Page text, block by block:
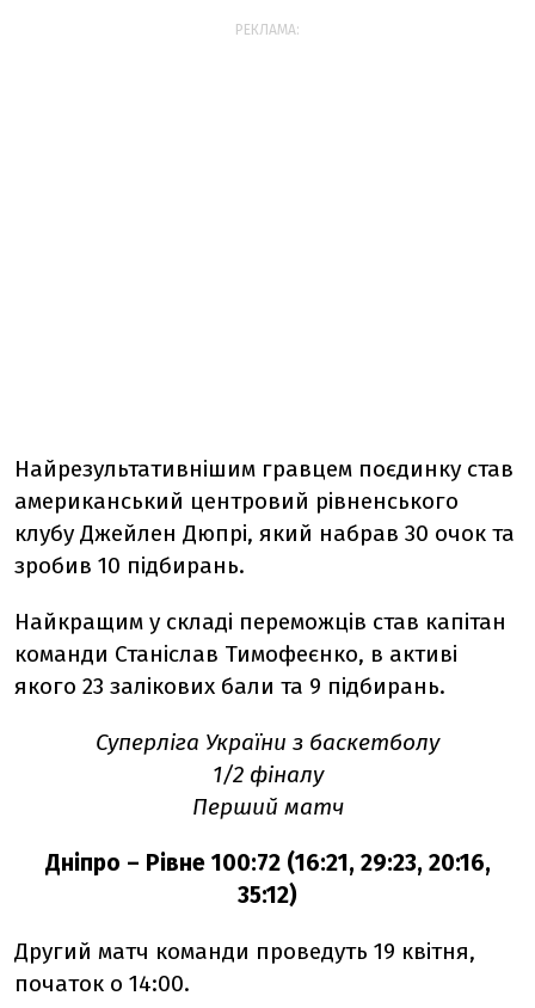
РЕКЛАМА:
Найрезультативнішим гравцем поєдинку став
американський центровий рівненського
клубу Джейлен Дюпрі, який набрав 30 очок та
зробив 10 підбирань.
Найкращим у складі переможців став капітан
команди Станіслав Тимофеєнко, в активі
якого 23 залікових бали та 9 підбирань.
Суперліга України з баскетболу
1/2 фіналу
Перший матч
Дніпро – Рівне 100:72 (16:21, 29:23, 20:16,
35:12)
Другий матч команди проведуть 19 квітня,
початок о 14:00.